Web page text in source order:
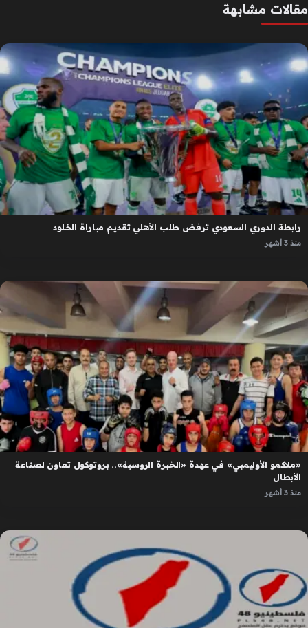
مقالات مشابهة
رابطة الدوري السعودي ترفض طلب الأهلي تقديم مباراة الخلود
منذ 3 أشهر
«ملاكمو الأوليمبي» في عهدة «الخبرة الروسية».. بروتوكول تعاون لصناعة
الأبطال
منذ 3 أشهر